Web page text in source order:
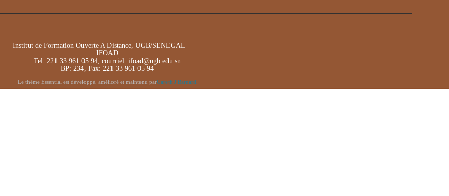
Institut de Formation Ouverte A Distance, UGB/SENEGAL
IFOAD
Tel: 221 33 961 05 94, courriel: ifoad@ugb.edu.sn
BP: 234, Fax: 221 33 961 05 94
Le thème Essential est développé, amélioré et maintenu parGareth J Barnard